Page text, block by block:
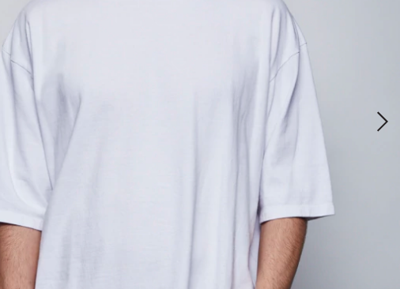
ENVIOS EN EL DIA (COMPRANDO ANTES DE LAS 12HS)
AMBA
HASTA 12 CUOTAS SIN INTERÉS